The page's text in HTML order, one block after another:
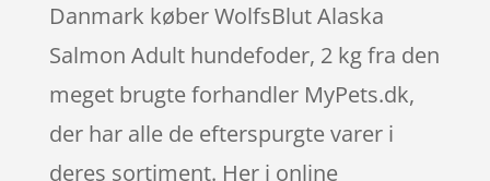
Danmark køber WolfsBlut Alaska
Salmon Adult hundefoder, 2 kg fra den
meget brugte forhandler MyPets.dk,
der har alle de efterspurgte varer i
deres sortiment. Her i online